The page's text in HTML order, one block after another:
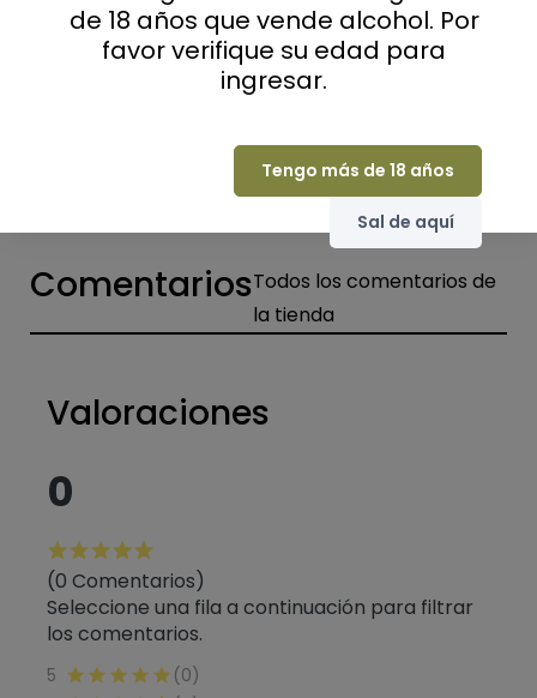
Gault and Millau
ComentariosTodos los comentarios de
la tienda
Valoraciones
0
(0 Comentarios)
Seleccione una fila a continuación para filtrar
los comentarios.
5
(0)
de 18 años que vende alcohol. Por
favor verifique su edad para
ingresar.
Tengo más de 18 años
Sal de aquí